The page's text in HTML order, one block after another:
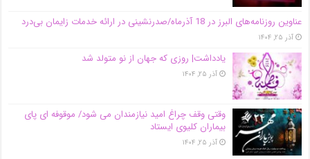
عناوین روزنامه‌های البرز در ‌18 آذرماه/صدرنشینی در ارائه خدمات زایمان بی‌درد
آذر ۲۵, ۱۴۰۴
یادداشت| روزی که جهان از نو متولد شد
آذر ۲۵, ۱۴۰۴
وقتی وقف چراغ امید نیازمندان می شود/ موقوفه ای پای
بیماران کلیوی ایستاد
آذر ۲۵, ۱۴۰۴